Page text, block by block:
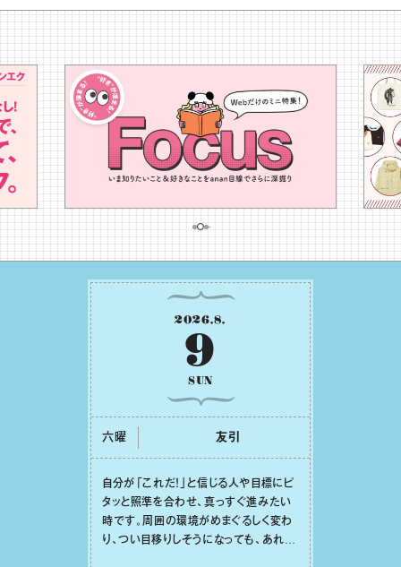
2026.8.
9
SUN
六曜 友引
⾃分が「これだ！」と信じる⼈や⽬標にピ
タッと照準を合わせ、真っすぐ進みたい
時です。周囲の環境がめまぐるしく変わ
り、つい⽬移りしそうになっても、あれこ